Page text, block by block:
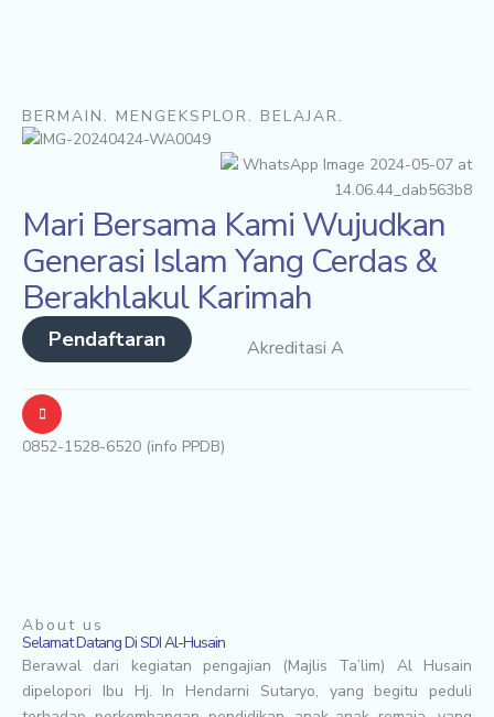
BERMAIN. MENGEKSPLOR. BELAJAR.
Mari Bersama Kami Wujudkan
Generasi Islam Yang Cerdas &
Berakhlakul Karimah
Pendaftaran Akreditasi A
0852-1528-6520 (info PPDB)
About us
Selamat Datang Di SDI Al-Husain
Berawal dari kegiatan pengajian (Majlis Ta’lim) Al Husain
dipelopori Ibu Hj. In Hendarni Sutaryo, yang begitu peduli